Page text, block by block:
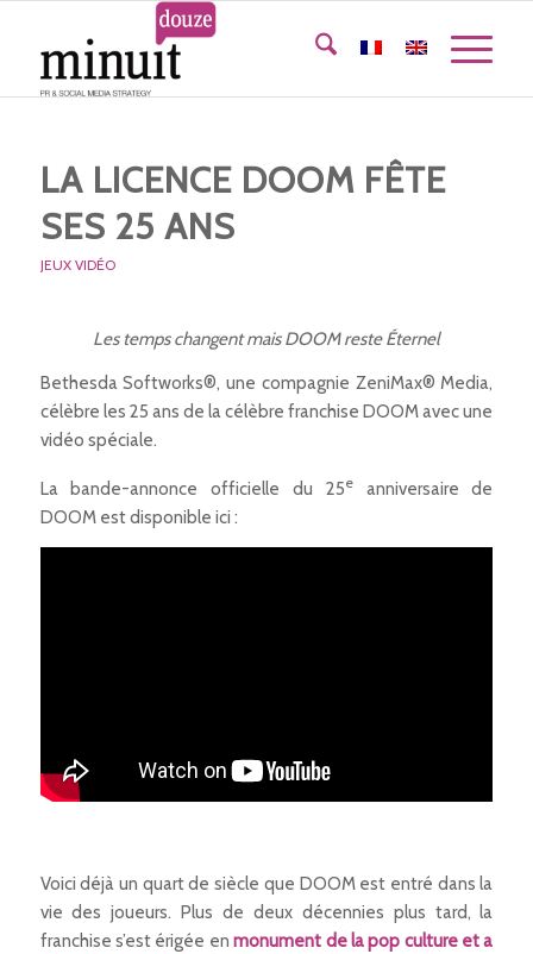
LA LICENCE DOOM FÊTE
SES 25 ANS
JEUX VIDÉO
Les temps changent mais DOOM reste Éternel
Bethesda Softworks®, une compagnie ZeniMax® Media,
célèbre les 25 ans de la célèbre franchise DOOM avec une
vidéo spéciale.
La bande-annonce officielle du 25eanniversaire de
DOOM est disponible ici :
Voici déjà un quart de siècle que DOOM est entré dans la
vie des joueurs. Plus de deux décennies plus tard, la
franchise s’est érigée enmonument de la pop culture et a